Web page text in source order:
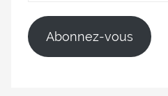
Abonnez-vous